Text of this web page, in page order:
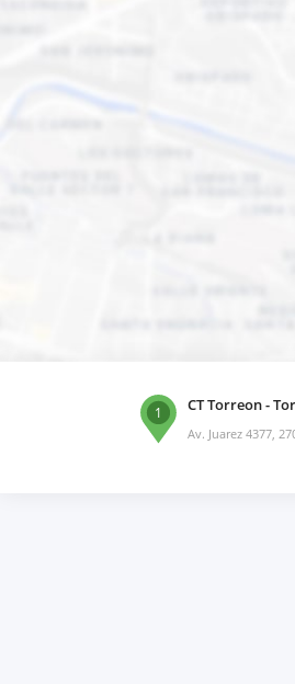
1 CT Torreon -
Av. Juarez 4377,